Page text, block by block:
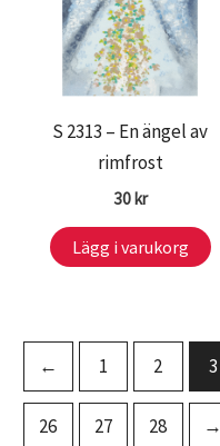
S 2313 – En ängel av
rimfrost
30kr
Lägg i varukorg
← 1 2 3
26 27 28 →